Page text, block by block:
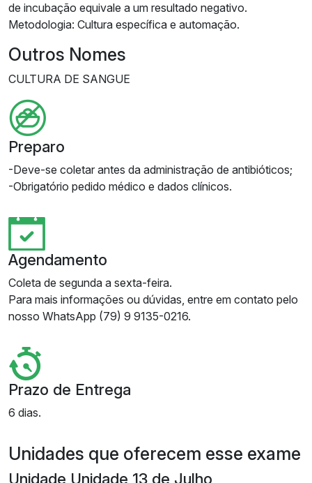
de incubação equivale a um resultado negativo.
Metodologia: Cultura específica e automação.
Outros Nomes
CULTURA DE SANGUE
Preparo
-Deve-se coletar antes da administração de antibióticos;
-Obrigatório pedido médico e dados clínicos.
Agendamento
Coleta de segunda a sexta-feira.
Para mais informações ou dúvidas, entre em contato pelo
nosso WhatsApp (79) 9 9135-0216.
Prazo de Entrega
6 dias.
Unidades que oferecem esse exame
Unidade Unidade 13 de Julho